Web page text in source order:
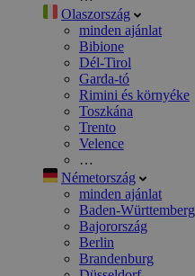
Olaszország
minden ajánlat
Bibione
Dél-Tirol
Garda-tó
Rimini és környéke
Toszkána
Trento
Velence
…
Németország
minden ajánlat
Baden-Württemberg
Bajorország
Berlin
Brandenburg